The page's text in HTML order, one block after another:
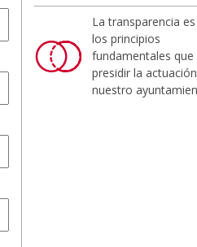
La transparencia
los principios
fundamentales que
presidir la
nuestro